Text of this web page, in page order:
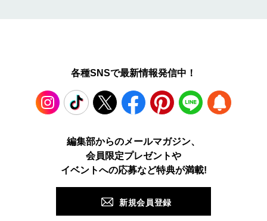
各種SNSで最新情報発信中！
TikTok Facebook Pinterest LINE
編集部からのメールマガジン、
会員限定プレゼントや
イベントへの応募など特典が満載!
新規会員登録